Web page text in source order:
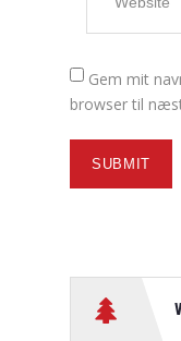
Gem mit
browser til